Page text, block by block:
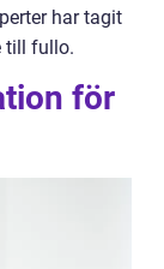
har tagit
till fullo.
för